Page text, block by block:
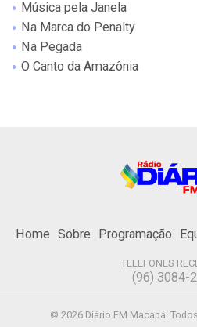
Música pela Janela
Na Marca do Penalty
Na Pegada
O Canto da Amazônia
Home Sobre Programação
TELEFONES
(96) 3084-
© 2026 Diário FM Macapá.